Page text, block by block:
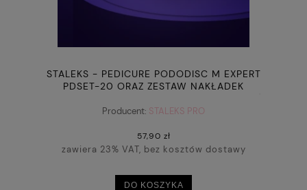
STALEKS - PEDICURE PODODISC M EXPERT
PDSET-20 ORAZ ZESTAW NAKŁADEK
Producent: STALEKS PRO
57,90 zł
zawiera 23% VAT, bez kosztów dostawy
DO KOSZYKA